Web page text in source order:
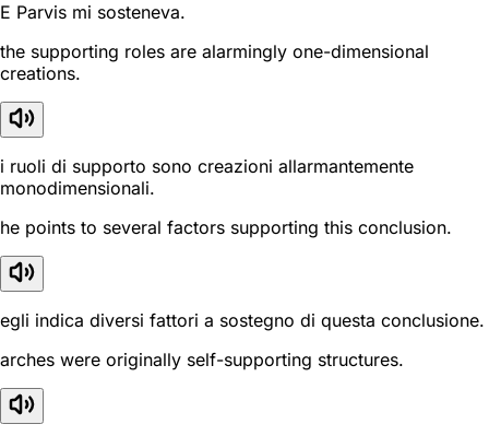
E Parvis mi sosteneva.
the supporting roles are alarmingly one-dimensional
creations.
i ruoli di supporto sono creazioni allarmantemente
monodimensionali.
he points to several factors supporting this conclusion.
egli indica diversi fattori a sostegno di questa conclusione.
arches were originally self-supporting structures.